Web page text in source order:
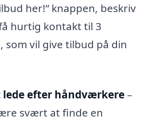
her!” knappen, beskriv
hurtig kontakt til 3
vil give tilbud på din
lede efter håndværkere–
svært at finde en